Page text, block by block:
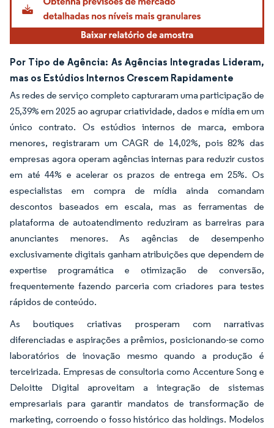
Por Tipo de Agência: As Agências Integradas Lideram,
mas os Estúdios Internos Crescem Rapidamente
As redes de serviço completo capturaram uma participação de
25,39% em 2025 ao agrupar criatividade, dados e mídia em um
único contrato. Os estúdios internos de marca, embora
menores, registraram um CAGR de 14,02%, pois 82% das
empresas agora operam agências internas para reduzir custos
em até 44% e acelerar os prazos de entrega em 25%. Os
especialistas em compra de mídia ainda comandam
descontos baseados em escala, mas as ferramentas de
plataforma de autoatendimento reduziram as barreiras para
anunciantes menores. As agências de desempenho
exclusivamente digitais ganham atribuições que dependem de
expertise programática e otimização de conversão,
frequentemente fazendo parceria com criadores para testes
rápidos de conteúdo.
As boutiques criativas prosperam com narrativas
diferenciadas e aspirações a prêmios, posicionando-se como
laboratórios de inovação mesmo quando a produção é
terceirizada. Empresas de consultoria como Accenture Song e
Deloitte Digital aproveitam a integração de sistemas
empresariais para garantir mandatos de transformação de
marketing, corroendo o fosso histórico das holdings. Modelos